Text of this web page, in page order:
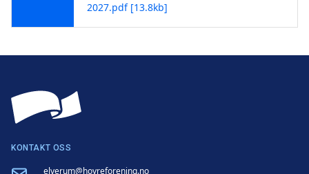
2027.pdf [13.8kb]
KONTAKT OSS
elverum@hoyreforening.no